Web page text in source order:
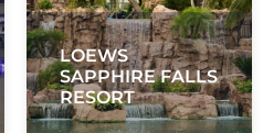
LOEWS
SAPPHIRE FALLS
RESORT